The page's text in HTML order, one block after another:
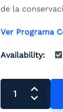
de la
Ver Programa
Availability: